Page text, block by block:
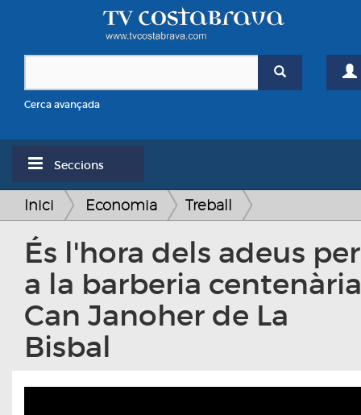
Cerca avançada
Seccions
Inici Economia Treball
És l'hora dels adeus per
a la barberia centenària
Can Janoher de La
Bisbal